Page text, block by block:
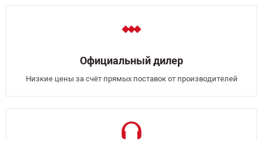
Официальный дилер
Низкие цены за счёт прямых поставок от производителей